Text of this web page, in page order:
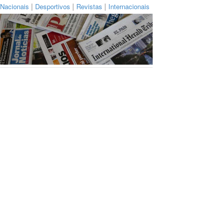
Nacionais | Desportivos | Revistas | Internacionais